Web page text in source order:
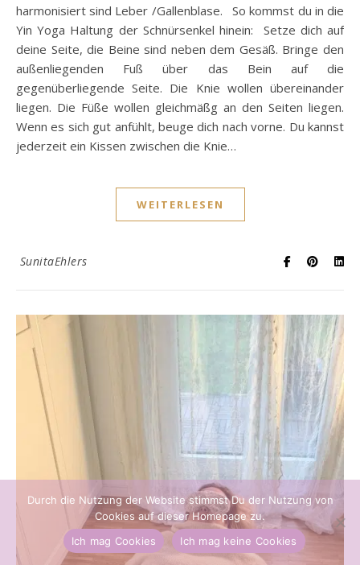
harmonisiert sind Leber /Gallenblase. So kommst du in die
Yin Yoga Haltung der Schnürsenkel hinein: Setze dich auf
deine Seite, die Beine sind neben dem Gesäß. Bringe den
außenliegenden Fuß über das Bein auf die
gegenüberliegende Seite. Die Knie wollen übereinander
liegen. Die Füße wollen gleichmäßg an den Seiten liegen.
Wenn es sich gut anfühlt, beuge dich nach vorne. Du kannst
jederzeit ein Kissen zwischen die Knie…
WEITERLESEN
SunitaEhlers
Durch die Nutzung der Website stimmst Du der Nutzung von
Cookies auf dieser Homepage zu.
Ich mag Cookies
Ich mag keine Cookies